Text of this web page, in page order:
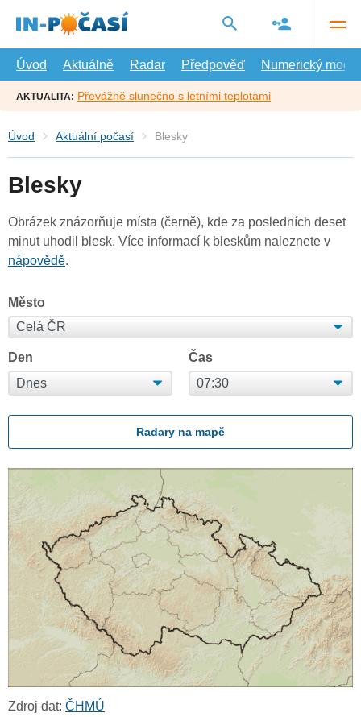
hlavní
Úvod
Aktuálně Radar Předpověď Numerický model
AKTUALITA: Převážně slunečno s letními teplotami
Úvod Aktuální počasí Blesky
Blesky
Obrázek znázorňuje místa (černě), kde za posledních deset
minut uhodil blesk. Více informací k bleskům naleznete v
nápovědě.
Město
Den Čas
Radary na mapě
Zdroj dat: ČHMÚ